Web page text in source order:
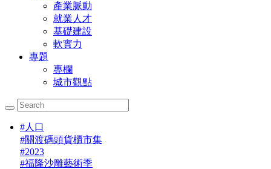
產業脈動
就業人才
基礎建設
軟實力
專題
專欄
城市觀點
#人口
#關渡碼頭貨櫃市集
#2023
#福隆沙雕藝術季